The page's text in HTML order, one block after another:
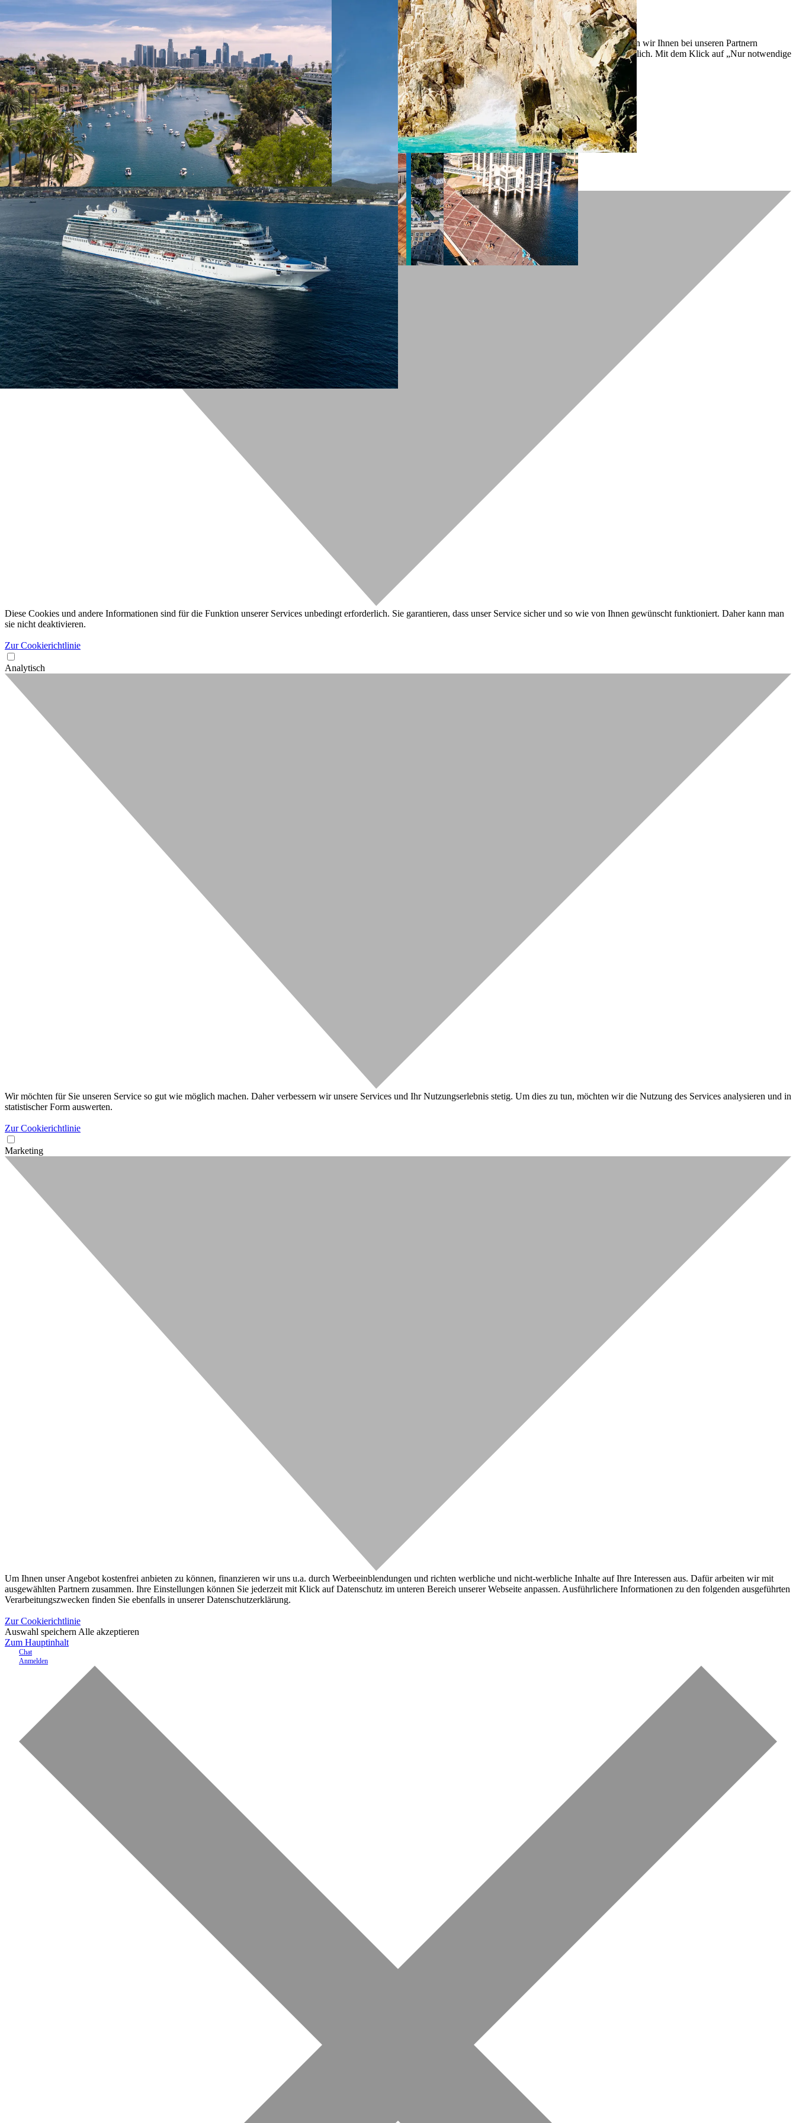
Unvergleichlich lecker
Mit dem Klick auf „geht klar” ermöglichen Sie uns Ihnen über Cookies ein verbessertes Nutzungserlebnis zu servieren und dieses kontinuierlich zu verbessern. So können wir Ihnen bei unseren Partnern
personalisierte Werbung und passende Angebote anzeigen. Über „anpassen” können Sie Ihre persönlichen Präferenzen festlegen. Dies ist auch nachträglich jederzeit möglich. Mit dem Klick auf „Nur notwendige
Cookies” werden lediglich technisch notwendige Cookies gespeichert.
Anpassen Geht klar
Datenschutzerklärung
Cookierichtlinie Impressum
« zurück
Ihre Cookie-Präferenzen verwalten
Wählen Sie, welche Cookies Sie auf check24.de akzeptieren.
Die Cookierichtlinie finden Sie
Notwendig
Diese Cookies und andere Informationen sind für die Funktion unserer Services unbedingt erforderlich. Sie garantieren, dass unser Service sicher und so wie von Ihnen gewünscht funktioniert. Daher kann man
sie nicht deaktivieren.
Zur Cookierichtlinie
Analytisch
Wir möchten für Sie unseren Service so gut wie möglich machen. Daher verbessern wir unsere Services und Ihr Nutzungserlebnis stetig. Um dies zu tun, möchten wir die Nutzung des Services analysieren und in
statistischer Form auswerten.
Zur Cookierichtlinie
Marketing
Um Ihnen unser Angebot kostenfrei anbieten zu können, finanzieren wir uns u.a. durch Werbeeinblendungen und richten werbliche und nicht-werbliche Inhalte auf Ihre Interessen aus. Dafür arbeiten wir mit
ausgewählten Partnern zusammen. Ihre Einstellungen können Sie jederzeit mit Klick auf Datenschutz im unteren Bereich unserer Webseite anpassen. Ausführlichere Informationen zu den folgenden ausgeführten
Verarbeitungszwecken finden Sie ebenfalls in unserer Datenschutzerklärung.
Zur Cookierichtlinie
Auswahl speichern Alle akzeptieren
Zum Hauptinhalt
Chat
Anmelden